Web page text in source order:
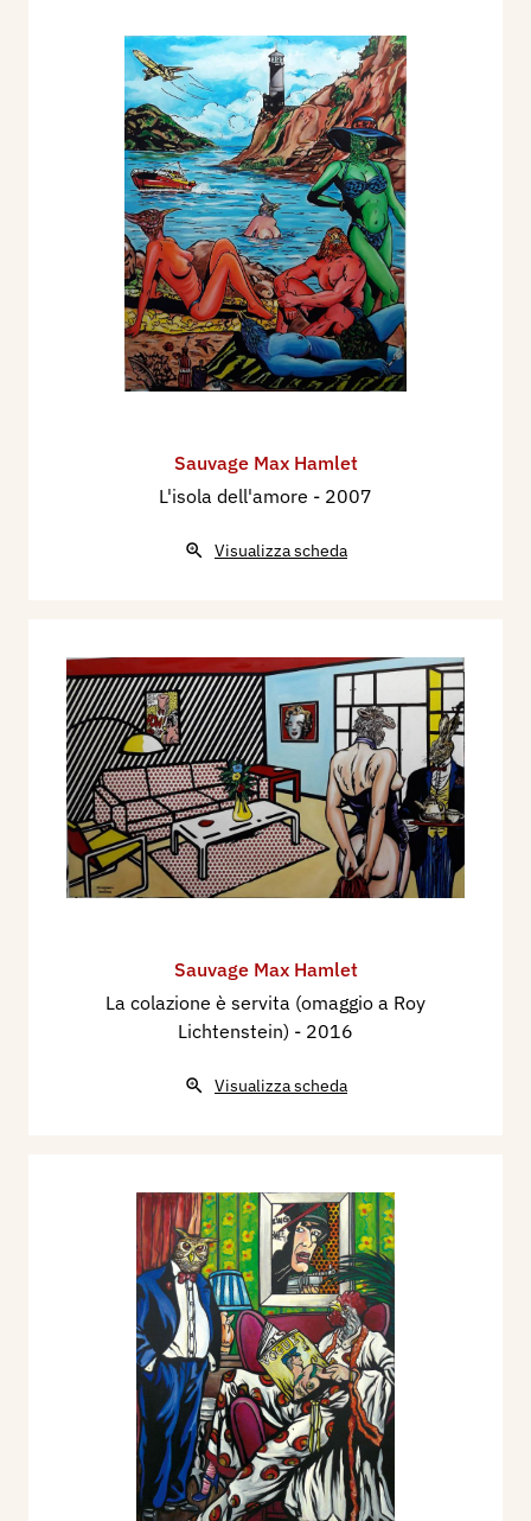
Sauvage Max Hamlet
L'isola dell'amore - 2007
Visualizza scheda
Sauvage Max Hamlet
La colazione è servita (omaggio a Roy
Lichtenstein) - 2016
Visualizza scheda